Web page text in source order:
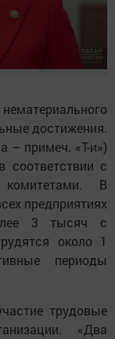
достижения.
– примеч. «Т-и»)
соответствии с
комитетами. В
предприятиях
3 тысяч с
около 1
периоды
трудовые
«Два